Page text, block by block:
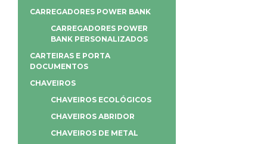
CARREGADORES POWER BANK
CARREGADORES POWER
BANK PERSONALIZADOS
CARTEIRAS E PORTA
DOCUMENTOS
CHAVEIROS
CHAVEIROS ECOLÓGICOS
CHAVEIROS ABRIDOR
CHAVEIROS DE METAL